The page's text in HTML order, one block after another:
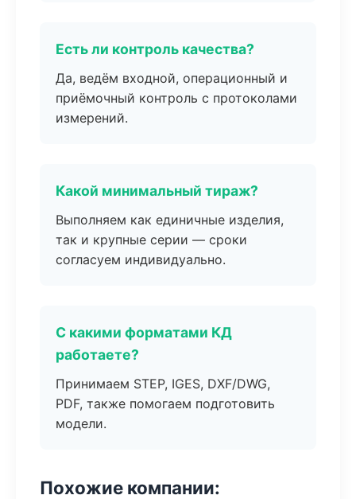
Есть ли контроль качества?
Да, ведём входной, операционный и
приёмочный контроль с протоколами
измерений.
Какой минимальный тираж?
Выполняем как единичные изделия,
так и крупные серии — сроки
согласуем индивидуально.
С какими форматами КД
работаете?
Принимаем STEP, IGES, DXF/DWG,
PDF, также помогаем подготовить
модели.
Похожие компании: